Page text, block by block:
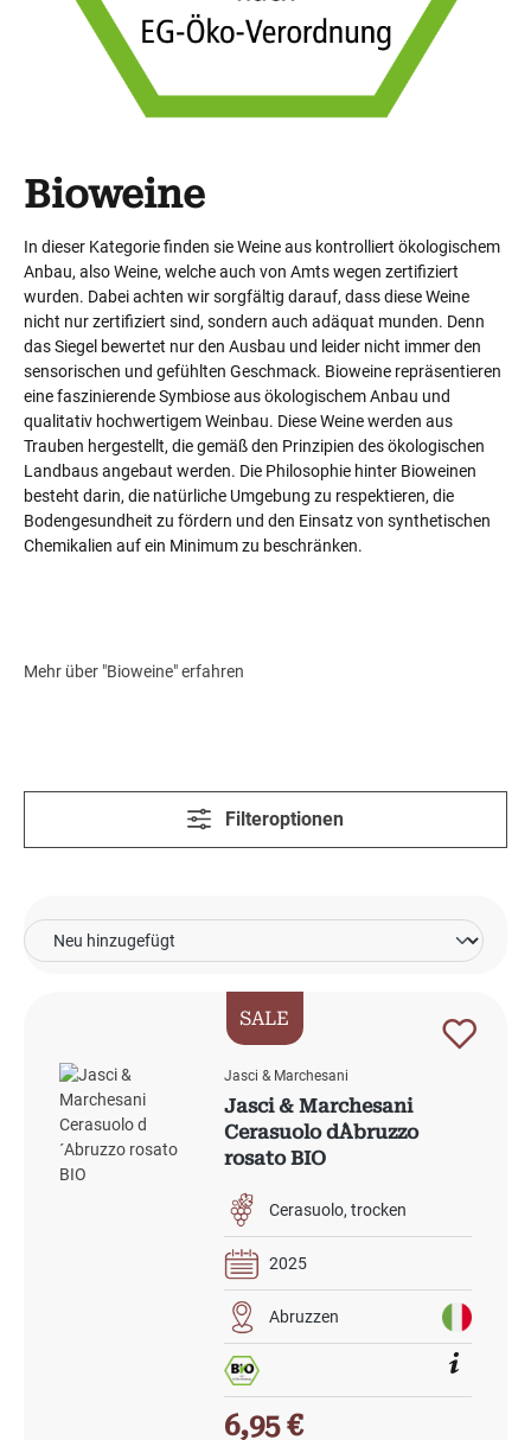
Bioweine
In dieser Kategorie finden sie Weine aus kontrolliert ökologischem
Anbau, also Weine, welche auch von Amts wegen zertifiziert
wurden. Dabei achten wir sorgfältig darauf, dass diese Weine
nicht nur zertifiziert sind, sondern auch adäquat munden. Denn
das Siegel bewertet nur den Ausbau und leider nicht immer den
sensorischen und gefühlten Geschmack. Bioweine repräsentieren
eine faszinierende Symbiose aus ökologischem Anbau und
qualitativ hochwertigem Weinbau. Diese Weine werden aus
Trauben hergestellt, die gemäß den Prinzipien des ökologischen
Landbaus angebaut werden. Die Philosophie hinter Bioweinen
besteht darin, die natürliche Umgebung zu respektieren, die
Bodengesundheit zu fördern und den Einsatz von synthetischen
Chemikalien auf ein Minimum zu beschränken.
Mehr über "Bioweine" erfahren
Filteroptionen
SALE
Jasci & Marchesani
Jasci & Marchesani
Cerasuolo d´Abruzzo
rosato BIO
Cerasuolo trocken
2025
Abruzzen
Verkaufspreis:
6,95 €